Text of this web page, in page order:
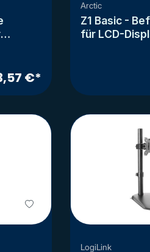
139.7€*
Arctic
Z1 Basic -
für LCD-
LogiLink